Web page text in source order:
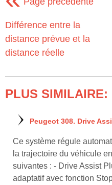
Différence entre la
distance prévue et la
distance réelle
PLUS SIMILAIRE:
Peugeot 308. Drive
Ce système régule
la trajectoire du véhicule
suivantes : - Drive Assist
adaptatif avec fonction